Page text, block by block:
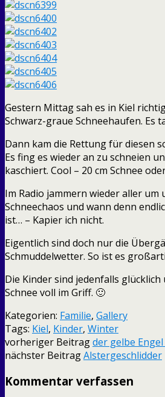
Gestern Mittag sah es in Kiel
Schwarz-graue Schneehaufen. Es
Dann kam die Rettung für diesen
Es fing es wieder an zu schneien
kaschiert. Cool – 20 cm Schnee
Im Radio jammern wieder aller um
Schneechaos und wann denn
ist… – Kapier ich nicht.
Eigentlich sind doch nur die
Schmuddelwetter. So ist es
Die Kinder sind jedenfalls glücklich
Schnee voll im Griff. 🙂
Kategorien: Familie, Gallery
Tags: Kiel, Kinder, Winter
vorheriger Beitragder gelbe
nächster BeitragAlstergeschlidder
Kommentar verfassen